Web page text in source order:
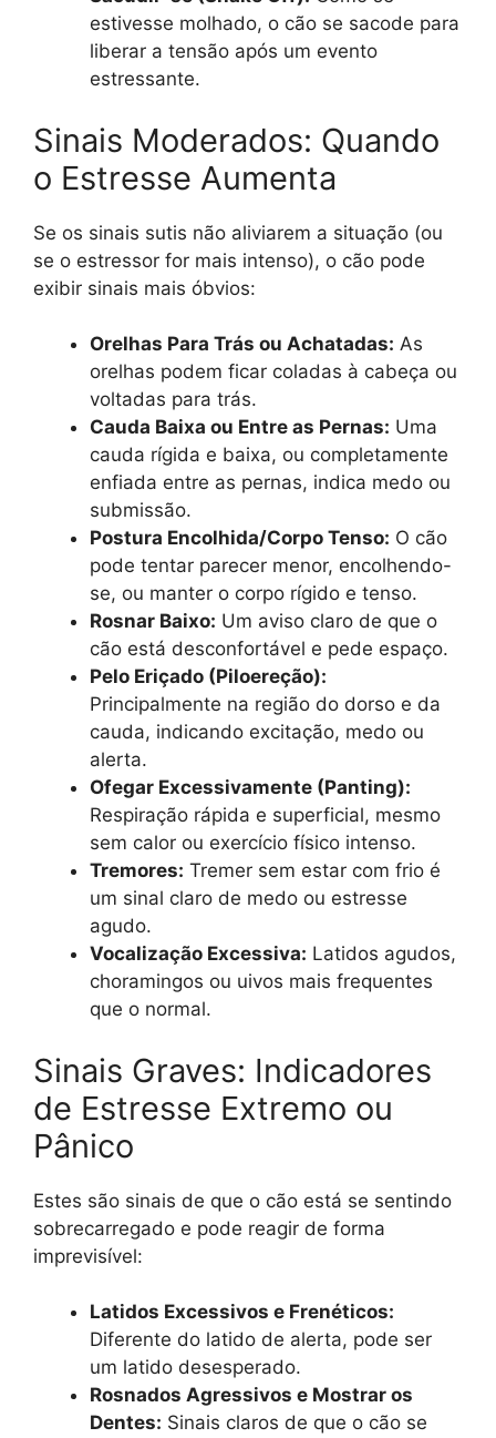
estivesse molhado, o cão se sacode para
liberar a tensão após um evento
estressante.
Sinais Moderados: Quando
o Estresse Aumenta
Se os sinais sutis não aliviarem a situação (ou
se o estressor for mais intenso), o cão pode
exibir sinais mais óbvios:
Orelhas Para Trás ou Achatadas: As
orelhas podem ficar coladas à cabeça ou
voltadas para trás.
Cauda Baixa ou Entre as Pernas: Uma
cauda rígida e baixa, ou completamente
enfiada entre as pernas, indica medo ou
submissão.
Postura Encolhida/Corpo Tenso: O cão
pode tentar parecer menor, encolhendo-
se, ou manter o corpo rígido e tenso.
Rosnar Baixo: Um aviso claro de que o
cão está desconfortável e pede espaço.
Pelo Eriçado (Piloereção):
Principalmente na região do dorso e da
cauda, indicando excitação, medo ou
alerta.
Ofegar Excessivamente (Panting):
Respiração rápida e superficial, mesmo
sem calor ou exercício físico intenso.
Tremores: Tremer sem estar com frio é
um sinal claro de medo ou estresse
agudo.
Vocalização Excessiva: Latidos agudos,
choramingos ou uivos mais frequentes
que o normal.
Sinais Graves: Indicadores
de Estresse Extremo ou
Pânico
Estes são sinais de que o cão está se sentindo
sobrecarregado e pode reagir de forma
imprevisível:
Latidos Excessivos e Frenéticos:
Diferente do latido de alerta, pode ser
um latido desesperado.
Rosnados Agressivos e Mostrar os
Dentes: Sinais claros de que o cão se